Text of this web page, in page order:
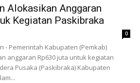
Alokasikan Anggaran
Kegiatan Paskibraka
0
- Pemerintah Kabupaten (Pemkab)
anggaran Rp630 juta untuk kegiatan
Pusaka (Paskibraka) Kabupaten